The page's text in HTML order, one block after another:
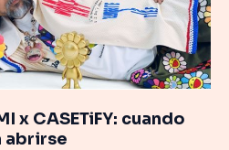
x CASETiFY: cuando
abrirse